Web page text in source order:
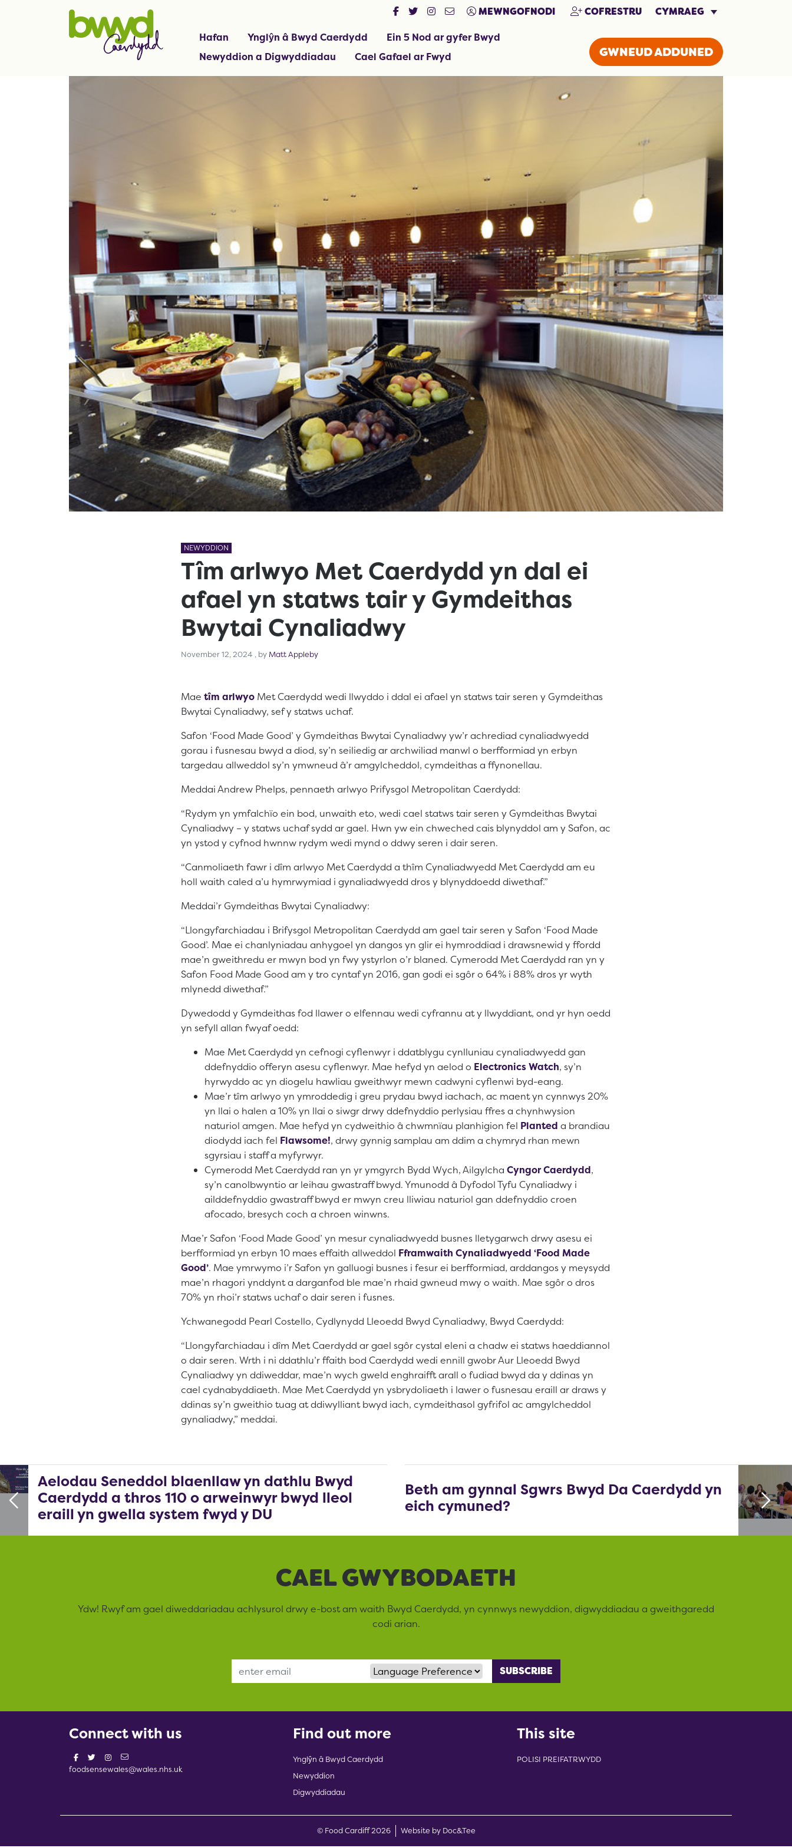
MEWNGOFNODI COFRESTRU CYMRAEG
Hafan Ynglŷn â Bwyd Caerdydd
Ein 5 Nod ar gyfer Bwyd
Newyddion a Digwyddiadau
Cael Gafael ar Fwyd GWNEUD ADDUNED
NEWYDDION
Tîm arlwyo Met Caerdydd yn dal ei
afael yn statws tair y Gymdeithas
Bwytai Cynaliadwy
November 12, 2024 November 12, 2024
, by Matt Appleby
Mae tîm arlwyo Met Caerdydd wedi llwyddo i ddal ei afael yn statws tair seren y Gymdeithas
Bwytai Cynaliadwy, sef y statws uchaf.
Safon ‘Food Made Good’ y Gymdeithas Bwytai Cynaliadwy yw’r achrediad cynaliadwyedd
gorau i fusnesau bwyd a diod, sy’n seiliedig ar archwiliad manwl o berfformiad yn erbyn
targedau allweddol sy’n ymwneud â’r amgylcheddol, cymdeithas a ffynonellau.
Meddai Andrew Phelps, pennaeth arlwyo Prifysgol Metropolitan Caerdydd:
“Rydym yn ymfalchïo ein bod, unwaith eto, wedi cael statws tair seren y Gymdeithas Bwytai
Cynaliadwy – y statws uchaf sydd ar gael. Hwn yw ein chweched cais blynyddol am y Safon, ac
yn ystod y cyfnod hwnnw rydym wedi mynd o ddwy seren i dair seren.
“Canmoliaeth fawr i dîm arlwyo Met Caerdydd a thîm Cynaliadwyedd Met Caerdydd am eu
holl waith caled a’u hymrwymiad i gynaliadwyedd dros y blynyddoedd diwethaf.”
Meddai’r Gymdeithas Bwytai Cynaliadwy:
“Llongyfarchiadau i Brifysgol Metropolitan Caerdydd am gael tair seren y Safon ‘Food Made
Good’. Mae ei chanlyniadau anhygoel yn dangos yn glir ei hymroddiad i drawsnewid y ffordd
mae’n gweithredu er mwyn bod yn fwy ystyrlon o’r blaned. Cymerodd Met Caerdydd ran yn y
Safon Food Made Good am y tro cyntaf yn 2016, gan godi ei sgôr o 64% i 88% dros yr wyth
mlynedd diwethaf.”
Dywedodd y Gymdeithas fod llawer o elfennau wedi cyfrannu at y llwyddiant, ond yr hyn oedd
yn sefyll allan fwyaf oedd:
Mae Met Caerdydd yn cefnogi cyflenwyr i ddatblygu cynlluniau cynaliadwyedd gan
ddefnyddio offeryn asesu cyflenwyr. Mae hefyd yn aelod o Electronics Watch, sy’n
hyrwyddo ac yn diogelu hawliau gweithwyr mewn cadwyni cyflenwi byd-eang.
Mae’r tîm arlwyo yn ymroddedig i greu prydau bwyd iachach, ac maent yn cynnwys 20%
yn llai o halen a 10% yn llai o siwgr drwy ddefnyddio perlysiau ffres a chynhwysion
naturiol amgen. Mae hefyd yn cydweithio â chwmnïau planhigion fel Planted a brandiau
diodydd iach fel Flawsome!, drwy gynnig samplau am ddim a chymryd rhan mewn
sgyrsiau i staff a myfyrwyr.
Cymerodd Met Caerdydd ran yn yr ymgyrch Bydd Wych, Ailgylcha Cyngor Caerdydd,
sy’n canolbwyntio ar leihau gwastraff bwyd. Ymunodd â Dyfodol Tyfu Cynaliadwy i
ailddefnyddio gwastraff bwyd er mwyn creu lliwiau naturiol gan ddefnyddio croen
afocado, bresych coch a chroen winwns.
Mae’r Safon ‘Food Made Good’ yn mesur cynaliadwyedd busnes lletygarwch drwy asesu ei
berfformiad yn erbyn 10 maes effaith allweddol Fframwaith Cynaliadwyedd ‘Food Made
Good’. Mae ymrwymo i’r Safon yn galluogi busnes i fesur ei berfformiad, arddangos y meysydd
mae’n rhagori ynddynt a darganfod ble mae’n rhaid gwneud mwy o waith. Mae sgôr o dros
70% yn rhoi’r statws uchaf o dair seren i fusnes.
Ychwanegodd Pearl Costello, Cydlynydd Lleoedd Bwyd Cynaliadwy, Bwyd Caerdydd:
“Llongyfarchiadau i dîm Met Caerdydd ar gael sgôr cystal eleni a chadw ei statws haeddiannol
o dair seren. Wrth i ni ddathlu’r ffaith bod Caerdydd wedi ennill gwobr Aur Lleoedd Bwyd
Cynaliadwy yn ddiweddar, mae’n wych gweld enghraifft arall o fudiad bwyd da y ddinas yn
cael cydnabyddiaeth. Mae Met Caerdydd yn ysbrydoliaeth i lawer o fusnesau eraill ar draws y
ddinas sy’n gweithio tuag at ddiwylliant bwyd iach, cymdeithasol gyfrifol ac amgylcheddol
gynaliadwy,” meddai.
Aelodau Seneddol blaenllaw yn dathlu Bwyd
Caerdydd a thros 110 o arweinwyr bwyd lleol
eraill yn gwella system fwyd y DU
Beth am gynnal Sgwrs Bwyd Da Caerdydd yn
eich cymuned?
CAEL GWYBODAETH
Ydw! Rwyf am gael diweddariadau achlysurol drwy e-bost am waith Bwyd Caerdydd, yn cynnwys newyddion, digwyddiadau a gweithgaredd
codi arian.
Email Address Language Preference
Connect with us
foodsensewales@wales.nhs.uk
Find out more
Ynglŷn â Bwyd Caerdydd
Newyddion
Digwyddiadau
This site
POLISI PREIFATRWYDD
© Food Cardiff 2026 Website by Doc&Tee(opens new window)